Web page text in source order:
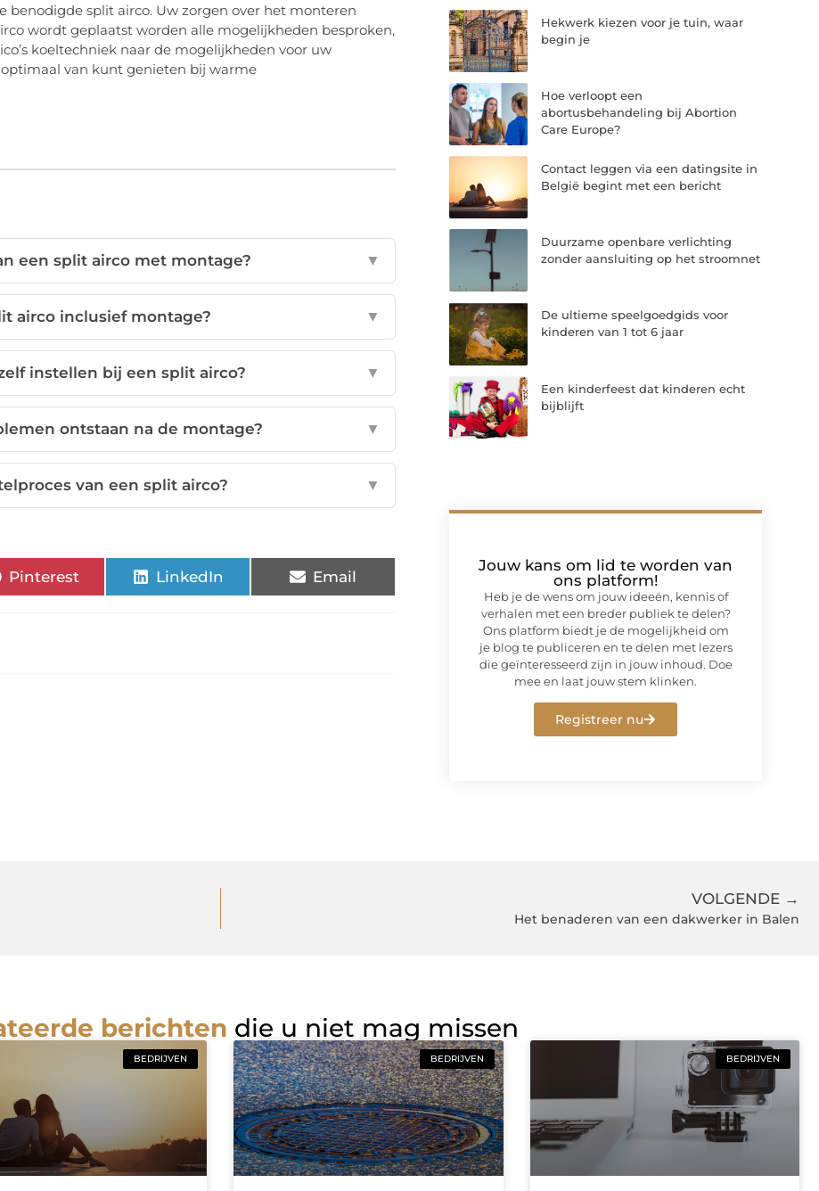
benodigde split airco. Uw zorgen over het monteren
wordt geplaatst worden alle mogelijkheden besproken,
koeltechniek naar de mogelijkheden voor uw
van kunt genieten bij warme
een split airco met montage? ▼
airco inclusief montage? ▼
instellen bij een split airco? ▼
ontstaan na de montage? ▼
van een split airco? ▼
Pinterest LinkedIn Email
Hekwerk kiezen voor je tuin, waar
begin je
Hoe verloopt een
abortusbehandeling bij Abortion
Care Europe?
Contact leggen via een datingsite in
België begint met een bericht
Duurzame openbare verlichting
zonder aansluiting op het stroomnet
De ultieme speelgoedgids voor
kinderen van 1 tot 6 jaar
Een kinderfeest dat kinderen echt
bijblijft
Jouw kans om lid te worden van
ons platform!
Heb je de wens om jouw ideeën, kennis of
verhalen met een breder publiek te delen?
Ons platform biedt je de mogelijkheid om
je blog te publiceren en te delen met lezers
die geïnteresseerd zijn in jouw inhoud. Doe
mee en laat jouw stem klinken.
Registreer nu
VOLGENDE →
Het benaderen van een dakwerker in Balen
berichten die u niet mag missen
BEDRIJVEN BEDRIJVEN BEDRIJVEN